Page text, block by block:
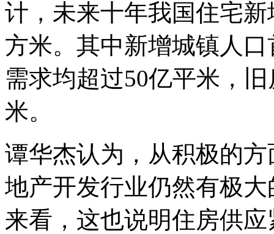
计，未来十年我国住宅
方米。其中新增城镇人
需求均超过50亿平米，
米。
谭华杰认为，从积极的
地产开发行业仍然有极
来看，这也说明住房供